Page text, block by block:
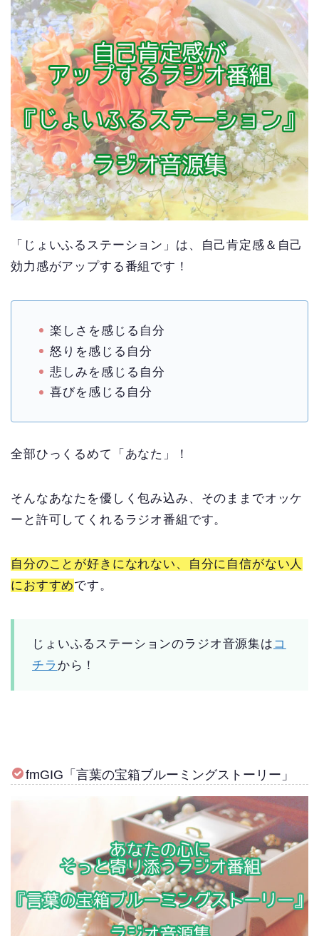
「じょいふるステーション」は、自己肯定感＆自己
効力感がアップする番組です！
楽しさを感じる自分
怒りを感じる自分
悲しみを感じる自分
喜びを感じる自分
全部ひっくるめて「あなた」！
そんなあなたを優しく包み込み、そのままでオッケ
ーと許可してくれるラジオ番組です。
自分のことが好きになれない、自分に自信がない人
におすすめです。
じょいふるステーションのラジオ音源集は コ
チラ から！
fmGIG「言葉の宝箱ブルーミングストーリー」